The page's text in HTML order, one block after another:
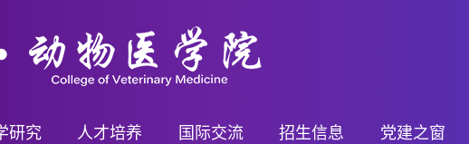
研究 人才培养 国际交流 招生信息 党建之窗